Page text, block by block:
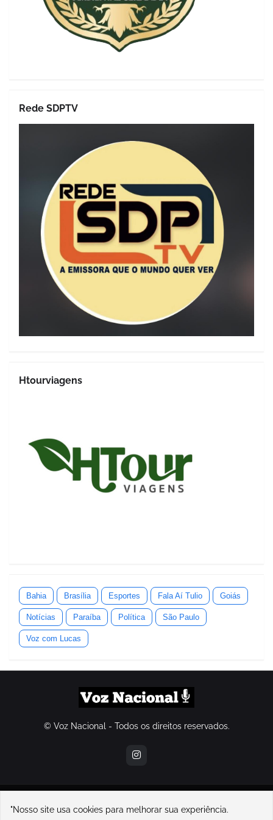
Rede SDPTV
Htourviagens
Bahia Brasília Esportes Fala Aí Tulio Goiás
Notícias Paraíba Política São Paulo
Voz com Lucas
© Voz Nacional - Todos os direitos reservados.
contatovoznacional@gmail.com
"Nosso site usa cookies para melhorar sua experiência.